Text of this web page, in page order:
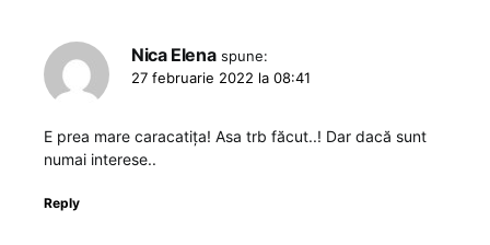
Nica Elena spune:
27 februarie 2022 la 08:41
E prea mare caracatița! Asa trb făcut..! Dar dacă sunt
numai interese..
Reply